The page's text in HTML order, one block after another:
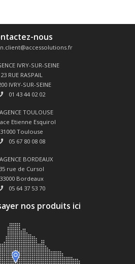
nous
IVRY-SUR-SEINE
23 RUE RASPAIL
IVRY-SUR-SEINE
01 43 44 02 02
AGENCE TOULOUSE
Etienne Esquirol
31000 Toulouse
05 67 80 08 08
AGENCE BORDEAUX
35 rue de Cursol
33000 Bordeaux
05 64 37 53 70
nos produits ici